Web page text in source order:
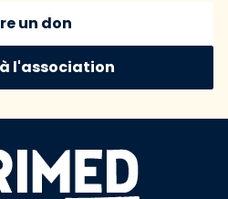
un don
l'association